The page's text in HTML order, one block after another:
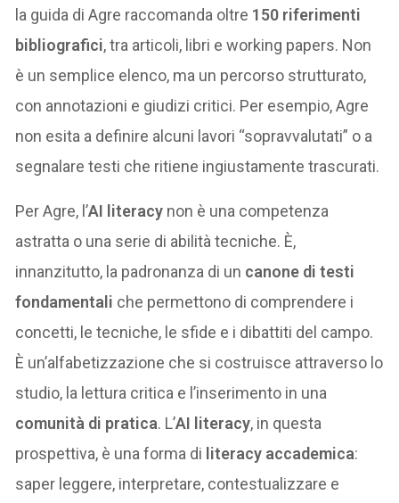
la guida di Agre raccomanda oltre 150 riferimenti
bibliografici, tra articoli, libri e working papers. Non
è un semplice elenco, ma un percorso strutturato,
con annotazioni e giudizi critici. Per esempio, Agre
non esita a definire alcuni lavori “sopravvalutati” o a
segnalare testi che ritiene ingiustamente trascurati.
Per Agre, l’AI literacy non è una competenza
astratta o una serie di abilità tecniche. È,
innanzitutto, la padronanza di un canone di testi
fondamentali che permettono di comprendere i
concetti, le tecniche, le sfide e i dibattiti del campo.
È un’alfabetizzazione che si costruisce attraverso lo
studio, la lettura critica e l’inserimento in una
comunità di pratica. L’AI literacy, in questa
prospettiva, è una forma di literacy accademica:
saper leggere, interpretare, contestualizzare e